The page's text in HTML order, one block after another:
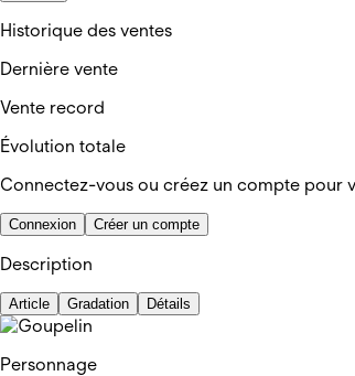
Historique des ventes
Dernière vente
Vente record
Évolution totale
Connectez-vous ou créez un compte pour
Connexion Créer un compte
Description
Article Gradation Détails
Personnage